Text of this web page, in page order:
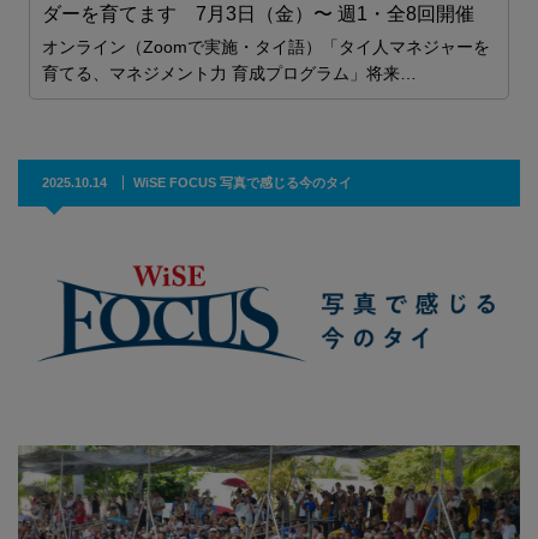
ダーを育てます 7月3日（金）〜 週1・全8回開催
オンライン（Zoomで実施・タイ語）「タイ人マネジャーを
育てる、マネジメント力 育成プログラム」将来…
2025.10.14 WiSE FOCUS 写真で感じる今のタイ